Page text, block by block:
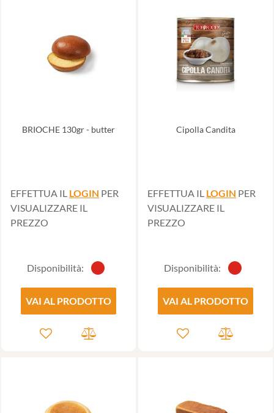
BRIOCHE 130gr - butter
EFFETTUA IL LOGIN PER
VISUALIZZARE IL
PREZZO
Disponibilità:
VAI AL PRODOTTO
Cipolla Candita
EFFETTUA IL LOGIN PER
VISUALIZZARE IL
PREZZO
Disponibilità:
VAI AL PRODOTTO